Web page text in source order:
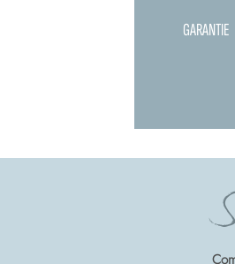
GARANTIE